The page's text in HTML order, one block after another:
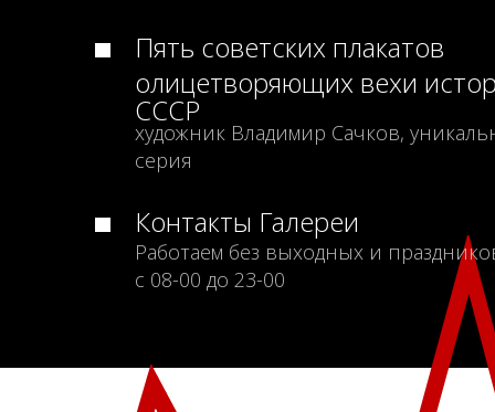
Пять советских плакатов
олицетворяющих вехи
СССР
художник Владимир Сачков,
серия
Контакты Галереи
Работаем без выходных и
с 08-00 до 23-00